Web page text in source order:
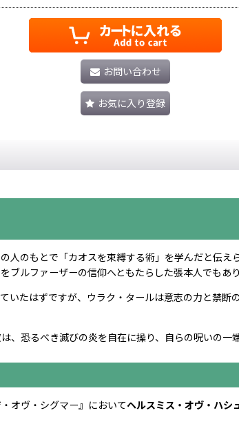
お問い合わせ
お気に入り登録
人のもとで「カオスを束縛する術」を学んだと伝
ルファーザーの信仰へともたらした張本人でもあり
いたはずですが、ウラク・タールは意志の力と禁
、恐るべき滅びの炎を自在に操り、自らの呪いの一
オヴ・シグマー』においてヘルスミス・オヴ・ハシ